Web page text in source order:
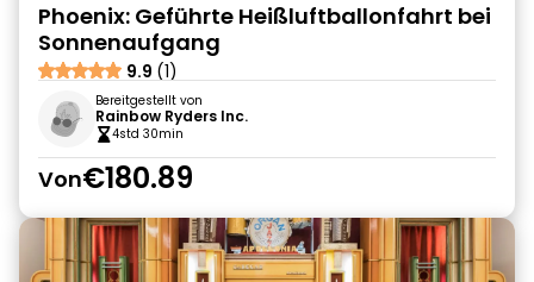
Phoenix: Geführte Heißluftballonfahrt bei
Sonnenaufgang
9.9 (1)
Bereitgestellt von
Rainbow Ryders Inc.
4std 30min
Von€180.89